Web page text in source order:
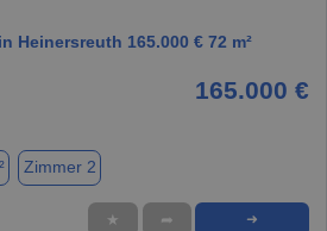
Heinersreuth 165.000 € 72 m²
165.000 €
Zimmer 2
★ ➦ ➜